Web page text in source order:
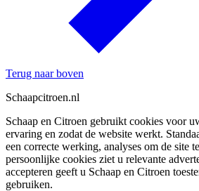
Terug naar boven
Schaapcitroen.nl
Schaap en Citroen gebruikt cookies voor
ervaring en zodat de website werkt.
een correcte werking, analyses om de site
persoonlijke cookies ziet u relevante
accepteren geeft u Schaap en Citroen
gebruiken.